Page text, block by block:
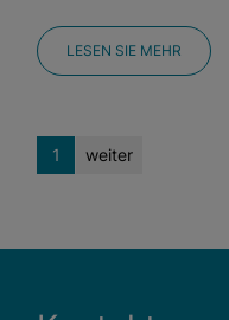
LESEN SIE MEHR
1 weiter